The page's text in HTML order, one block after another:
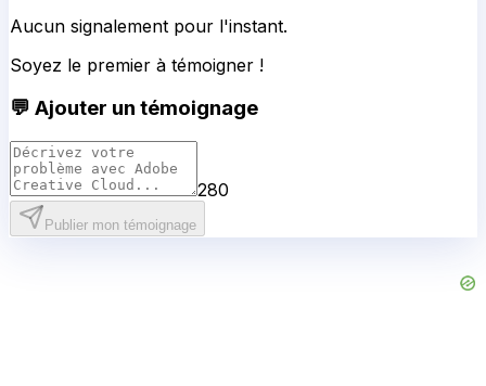
Aucun signalement pour l'instant.
Soyez le premier à témoigner !
💬 Ajouter un témoignage
280
Publier mon témoignage